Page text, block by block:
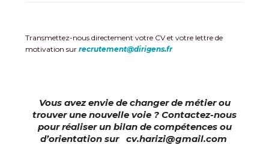
Transmettez-nous directement votre CV et votre lettre de
motivation surrecrutement@dirigens.fr
Vous avez envie de changer de métier ou
trouver une nouvelle voie ? Contactez-nous
pour réaliser un bilan de compétences ou
d’orientation sur cv.harizi@gmail.com